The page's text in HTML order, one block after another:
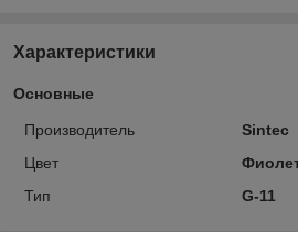
Характеристики
Основные
Производитель
Sintec
Цвет
Тип
G-11